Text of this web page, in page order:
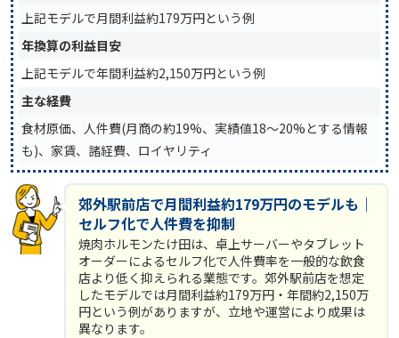
上記モデルで月間利益約179万円という例
年換算の利益目安
上記モデルで年間利益約2,150万円という例
主な経費
食材原価、人件費(月商の約19%、実績値18〜20%とする情報
も)、家賃、諸経費、ロイヤリティ
郊外駅前店で月間利益約179万円のモデルも｜
セルフ化で人件費を抑制
焼肉ホルモンたけ田は、卓上サーバーやタブレット
オーダーによるセルフ化で人件費率を一般的な飲食
店より低く抑えられる業態です。郊外駅前店を想定
したモデルでは月間利益約179万円・年間約2,150万
円という例がありますが、立地や運営により成果は
異なります。